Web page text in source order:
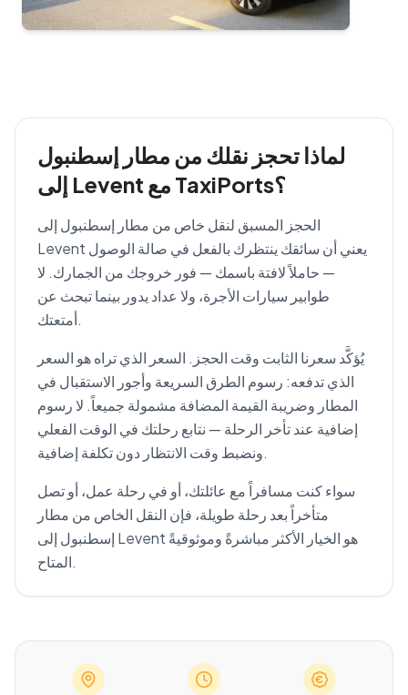
لماذا تحجز نقلك من مطار إسطنبول
إلى Levent مع TaxiPorts؟
الحجز المسبق لنقل خاص من مطار إسطنبول إلى
Levent يعني أن سائقك ينتظرك بالفعل في صالة الوصول
— حاملاً لافتة باسمك — فور خروجك من الجمارك. لا
طوابير سيارات الأجرة، ولا عداد يدور بينما تبحث عن
أمتعتك.
يُؤكَّد سعرنا الثابت وقت الحجز. السعر الذي تراه هو السعر
الذي تدفعه: رسوم الطرق السريعة وأجور الاستقبال في
المطار وضريبة القيمة المضافة مشمولة جميعاً. لا رسوم
إضافية عند تأخر الرحلة — نتابع رحلتك في الوقت الفعلي
ونضبط وقت الانتظار دون تكلفة إضافية.
سواء كنت مسافراً مع عائلتك، أو في رحلة عمل، أو تصل
متأخراً بعد رحلة طويلة، فإن النقل الخاص من مطار
إسطنبول إلى Levent هو الخيار الأكثر مباشرةً وموثوقيةً
المتاح.